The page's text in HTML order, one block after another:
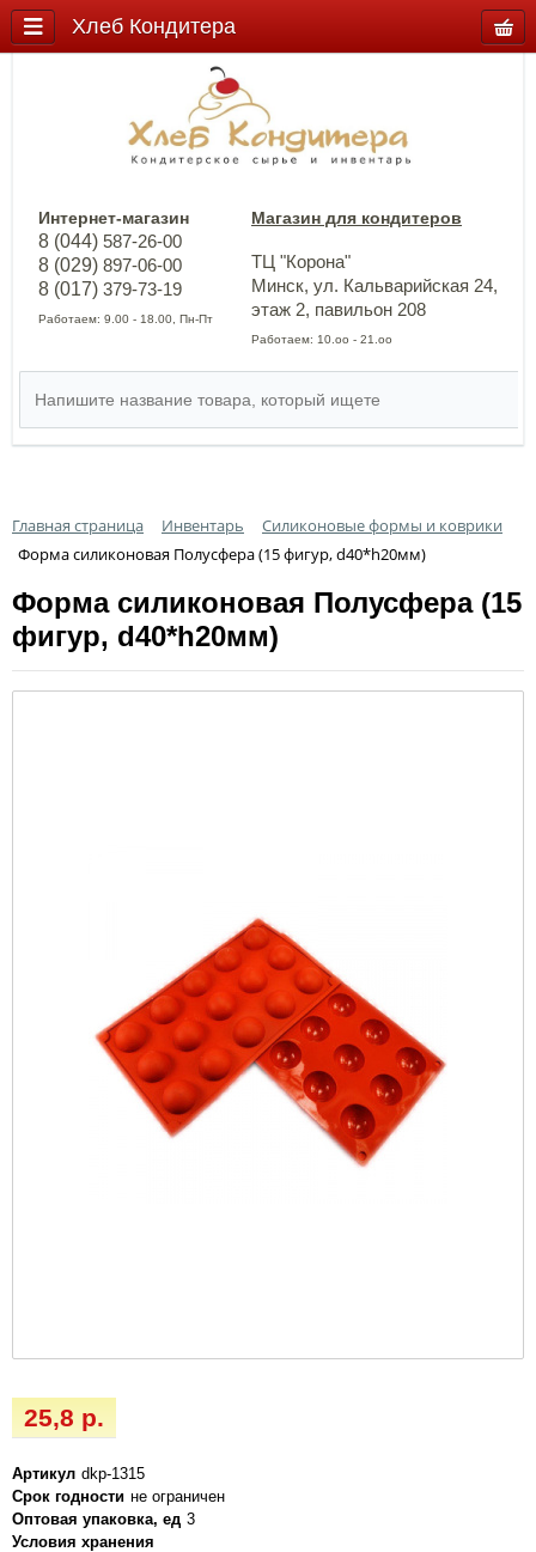
Интернет-магазин
8 (044) 587-26-00
8 (029) 897-06-00
8 (017) 379-73-19
Работаем: 9.00 - 18.00, Пн-Пт
Магазин для кондитеров
ТЦ "Корона"
Минск, ул. Кальварийская 24,
этаж 2, павильон 208
Работаем: 10.оо - 21.оо
Главная страница Инвентарь
Силиконовые формы и коврики
Форма силиконовая Полусфера (15 фигур, d40*h20мм)
Форма силиконовая Полусфера (15
фигур, d40*h20мм)
25,8 р.
Артикул dkp-1315
Срок годности не ограничен
Оптовая упаковка, ед 3
Условия хранения
Хлеб Кондитера